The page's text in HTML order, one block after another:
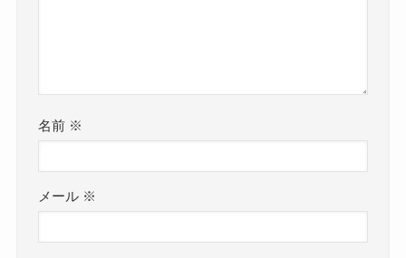
名前 ※
メール ※